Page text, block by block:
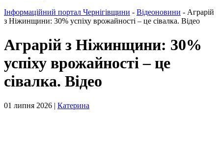
Інформаційний портал Чернігівщини - Відеоновини - Аграрій
з Ніжинщини: 30% успіху врожайності – це сівалка. Відео
Аграрій з Ніжинщини: 30%
успіху врожайності – це
сівалка. Відео
01 липня 2026 | Катерина